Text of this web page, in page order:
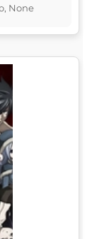
None